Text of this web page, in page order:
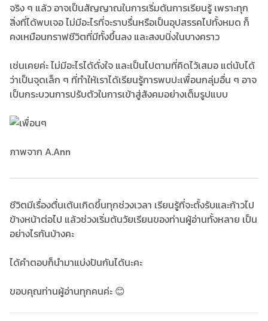
จริง ๆ แล้ว อาจเป็นสัญญาณในการเริ่มต้นการเรียนรู้ เพราะทุก
สิ่งที่ได้พบเจอ ไม่มีอะไรที่จะราบรื่นหรือเป็นอุปสรรคไปทั้งหมด ก็
คงเหมือนกราฟชีวิตที่มีทั้งขึ้นลง และสงบนิ่งในบางคราว
เช่นเคยค่ะ ไม่มีอะไรได้ดั่งใจ และเป็นไปตามที่คิดไว้เสมอ แต่นับได้
ว่าเป็นจุดเล็ก ๆ ที่ทำให้เราได้เรียนรู้การพบปะเพื่อนกลุ่มอื่น ๆ อาจ
เป็นกระบวนการปรับตัวในการเข้าสู่สังคมอย่างเต็มรูปแบบ
ภาพจาก A.Ann
ชีวิตมีเรื่องตื่นเต้นเกิดขึ้นทุกช่วงเวลา เรียนรู้ที่จะตั้งรับและก้าวไป
ข้างหน้าต่อไป แล้วช่วงเริ่มต้นวัยเรียนของท่านผู้อ่านทั้งหลาย เป็น
อย่างไรกันบ้างคะ
ได้คำตอบก็นำมาแบ่งปันกันได้นะคะ
ขอบคุณท่านผู้อ่านทุกคนค่ะ 😊